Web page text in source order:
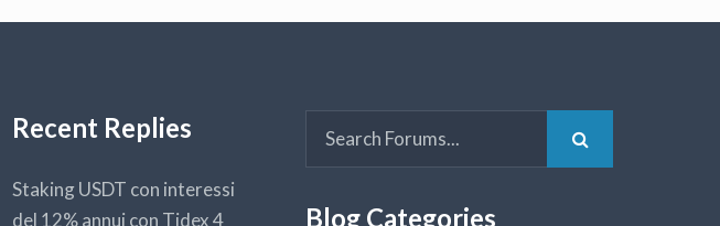
Recent Replies
Staking USDT con interessi
del 12% annui con Tidex4
Blog Categories